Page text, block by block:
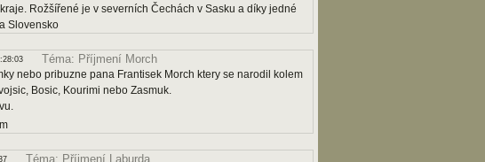
Rožšířené je v severních Čechách v Sasku a díky jedné
Slovensko
Téma: Příjmení Morch
nebo pribuzne pana Frantisek Morch ktery se narodil kolem
Bosic, Kourimi nebo Zasmuk.
Téma: Příjmení Laburda